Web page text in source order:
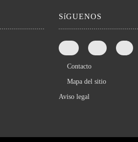
SíGUENOS
Contacto
Mapa del sitio
Aviso legal